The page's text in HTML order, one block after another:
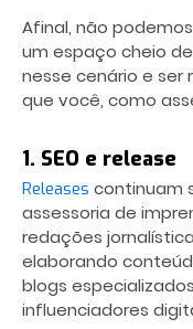
Afinal, não
um espaço cheio
nesse cenário e
que você, como
1. SEO e release
Releases continuam
assessoria de
redações
elaborando
blogs
influenciadores